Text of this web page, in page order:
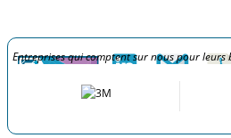
Entreprises qui comptent sur nous pour leurs